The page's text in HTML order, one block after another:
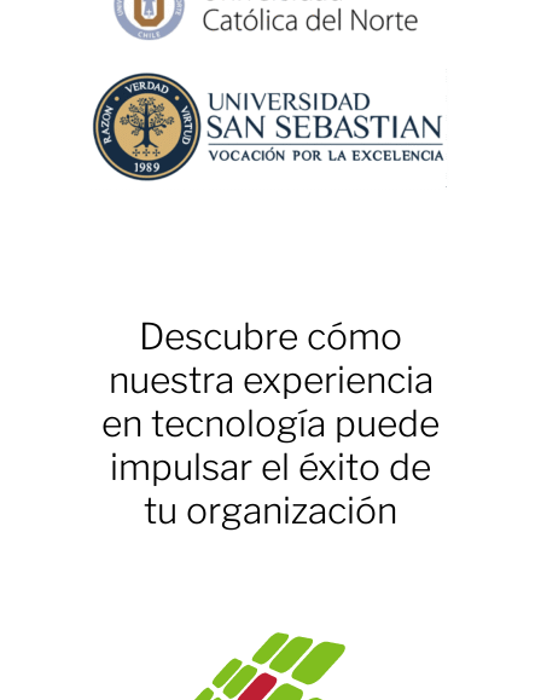
Descubre cómo
nuestra experiencia
en tecnología puede
impulsar el éxito de
tu organización